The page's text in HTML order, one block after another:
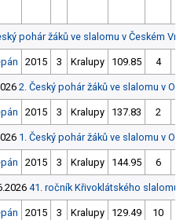
pohár žáků ve slalomu v Českém
2015 3 Kralupy 109.85 4
2. Český pohár žáků ve slalomu v
2015 3 Kralupy 137.83 2
1. Český pohár žáků ve slalomu v
2015 3 Kralupy 144.95 6
41. ročník Křivoklátského slalomu
2015 3 Kralupy 129.49 10